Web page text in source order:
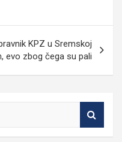
KPZ u Sremskoj
evo zbog čega su pali